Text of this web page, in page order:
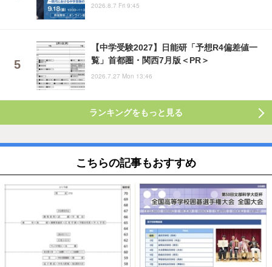
2026.8.7 Fri 9:45
【中学受験2027】日能研「予想R4偏差値一
覧」首都圏・関西7月版＜PR＞
2026.7.27 Mon 13:46
ランキングをもっと見る
こちらの記事もおすすめ